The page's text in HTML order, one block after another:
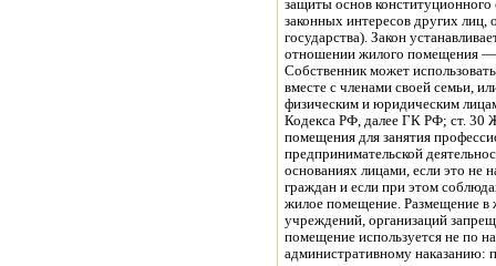
защиты основ конституционного
законных интересов других
государства). Закон
отношении жилого помещения —
Собственник может
вместе с членами своей семьи,
физическим и юридическим
Кодекса РФ, далее ГК РФ; ст.
помещения для занятия
предпринимательской
основаниях лицами, если это не
граждан и если при этом
жилое помещение. Размещение
учреждений, организаций
помещение используется не по
административному наказанию: